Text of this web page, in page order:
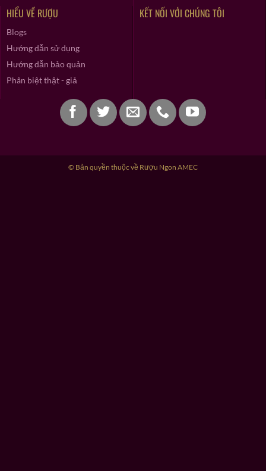
HIỂU VỀ RƯỢU
Blogs
Hướng dẫn sử dụng
Hướng dẫn bảo quản
Phân biệt thật - giả
KẾT NỐI VỚI CHÚNG TÔI
© Bản quyền thuộc về Rượu Ngon AMEC